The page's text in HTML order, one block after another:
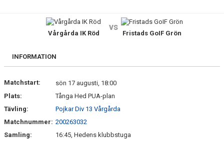
MATCHER
KONTAKT
Vårgårda IK Röd
vs
Fristads GoIF Grön
INFORMATION
Matchstart:
sön 17 augusti, 18:00
Plats:
Tånga Hed PUA-plan
Tävling:
Pojkar Div 13 Vårgårda
Matchnummer: 200263032
Samling:
16:45, Hedens klubbstuga